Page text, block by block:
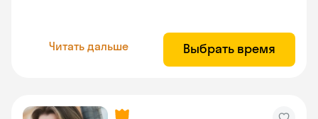
Читать дальше Выбрать время